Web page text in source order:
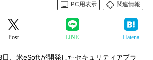
PC用表示
関連情報
Post LINE Hatena
、米eSoftが開発したセキュリティアプラ